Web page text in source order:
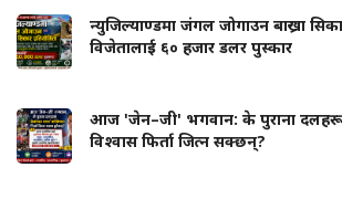
न्युजिल्याण्डमा जंगल जोगाउन बाख्रा
विजेतालाई ६० हजार डलर पुस्कार
आज 'जेन–जी' भगवान: के पुराना
विश्वास फिर्ता जित्न सक्छन्?